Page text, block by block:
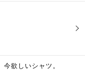
欲しいシャツ。